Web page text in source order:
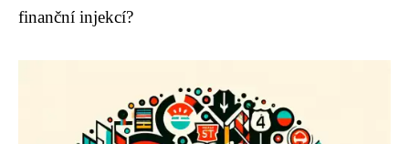
finanční injekcí?